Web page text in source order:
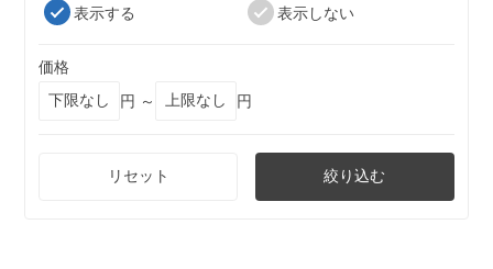
表示する
表示しない
価格
円 ～
円
リセット 絞り込む